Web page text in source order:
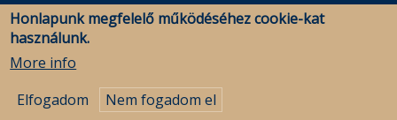
Egyetemi Könyvtár
Levéltár
Savaria Könyvtár és Levéltár (Szombathely)
Honlapunk megfelelő működéséhez cookie-kat
használunk.
More info
Elfogadom
Nem fogadom el